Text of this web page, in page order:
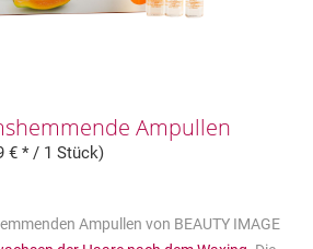
Ampullen
€ * / 1 Stück)
Ampullen von BEAUTY IMAGE